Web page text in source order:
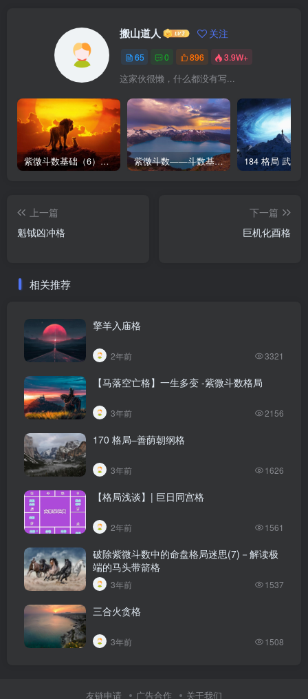
搬山道人 关注
65 0 896 3.9W+
这家伙很懒，什么都没有写...
紫微斗数基础（6）前生今世来因宫 紫微斗数——斗数基本格局(上)
上一篇
魁钺凶冲格
下一篇
巨机化酉格
相关推荐
擎羊入庙格
2年前 3321
【马落空亡格】一生多变 -紫微斗数格局
3年前 2156
170 格局–善荫朝纲格
3年前 1626
【格局浅谈】| 巨日同宫格
2年前 1561
破除紫微斗数中的命盘格局迷思(7)－解读极
端的马头带箭格
3年前 1537
三合火贪格
3年前 1508
友链申请 广告合作 关于我们